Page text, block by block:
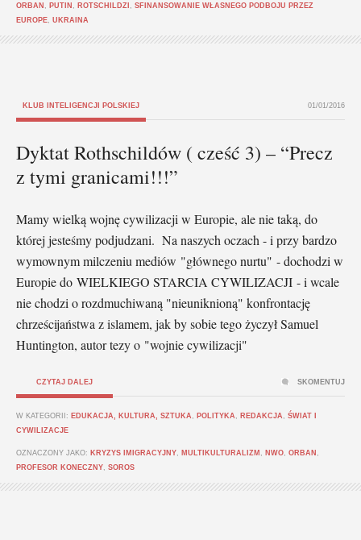
ORBAN
PUTIN ROTSCHILDZI
SFINANSOWANIE WŁASNEGO PODBOJU PRZEZ
EUROPE UKRAINA
KLUB INTELIGENCJI POLSKIEJ 01/01/2016
Dyktat Rothschildów ( cześć 3) – “Precz
z tymi granicami!!!”
Mamy wielką wojnę cywilizacji w Europie, ale nie taką, do
której jesteśmy podjudzani. Na naszych oczach - i przy bardzo
wymownym milczeniu mediów "głównego nurtu" - dochodzi w
Europie do WIELKIEGO STARCIA CYWILIZACJI - i wcale
nie chodzi o rozdmuchiwaną "nieuniknioną" konfrontację
chrześcijaństwa z islamem, jak by sobie tego życzył Samuel
Huntington, autor tezy o "wojnie cywilizacji"
CZYTAJ DALEJ
W KATEGORII: EDUKACJA, KULTURA, SZTUKA POLITYKA REDAKCJA
ŚWIAT I
CYWILIZACJE
OZNACZONY JAKO: KRYZYS IMIGRACYJNY MULTIKULTURALIZM NWO ORBAN
PROFESOR KONECZNY SOROS
SKOMENTUJ